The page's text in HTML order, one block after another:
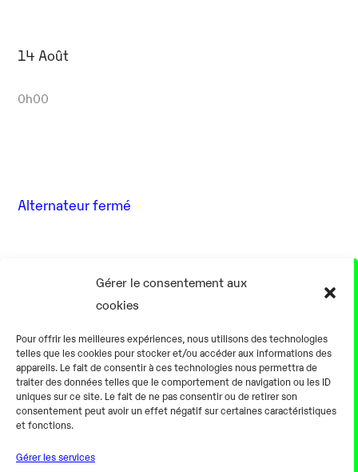
Gérer le consentement aux
cookies
Pour offrir les meilleures expériences, nous utilisons des technologies
telles que les cookies pour stocker et/ou accéder aux informations des
appareils. Le fait de consentir à ces technologies nous permettra de
traiter des données telles que le comportement de navigation ou les ID
uniques sur ce site. Le fait de ne pas consentir ou de retirer son
consentement peut avoir un effet négatif sur certaines caractéristiques
et fonctions.
Gérer les services
14 Août
0h00
Alternateur fermé
Alternateur fermé